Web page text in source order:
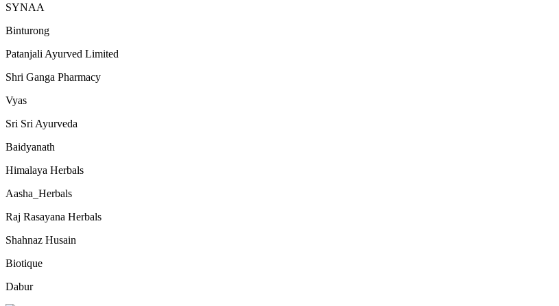
SYNAA
Binturong
Patanjali Ayurved Limited
Shri Ganga Pharmacy
Vyas
Sri Sri Ayurveda
Baidyanath
Himalaya Herbals
Aasha_Herbals
Raj Rasayana Herbals
Shahnaz Husain
Biotique
Dabur